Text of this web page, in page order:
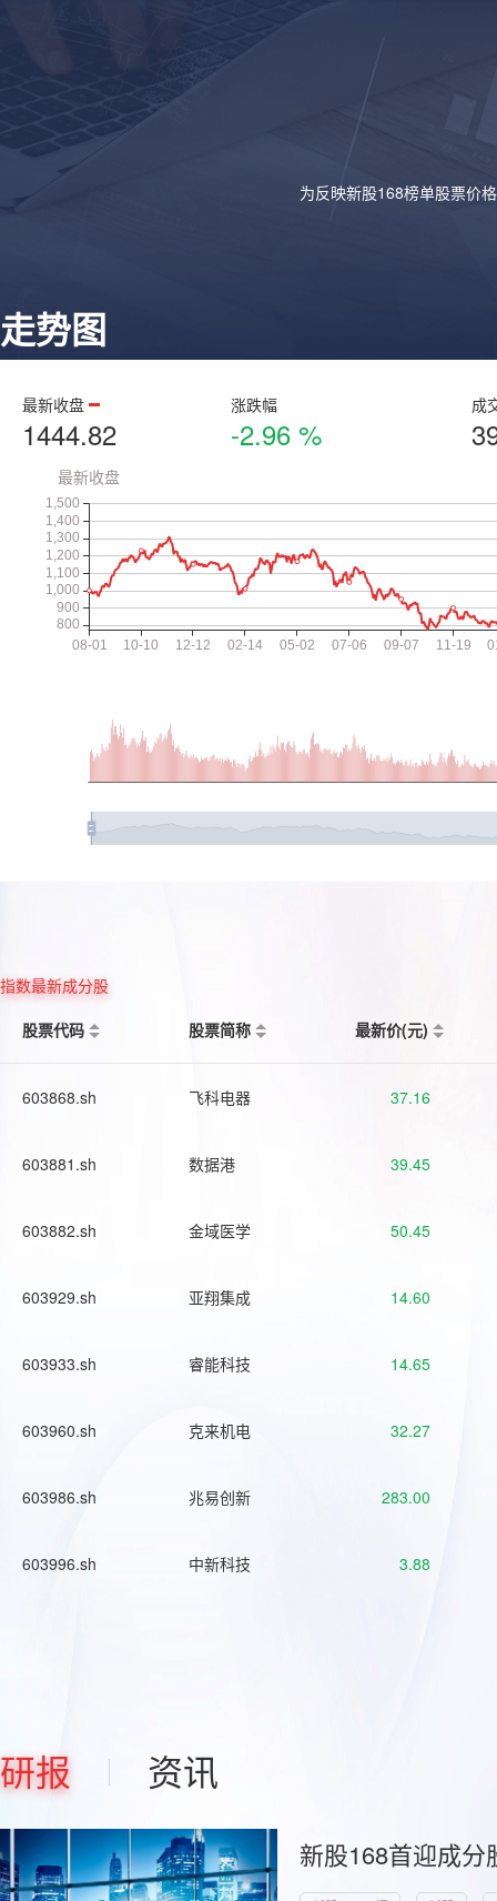
为反映新股168榜单股票价
走势图
最新收盘
1444.82
涨跌幅
-2.96 %
成
指数最新成分股
股票代码
股票简称 最新价(元)
603868.sh 飞科电器 37.16
603881.sh 数据港 39.45
603882.sh 金域医学 50.45
603929.sh 亚翔集成 14.60
603933.sh 睿能科技 14.65
603960.sh 克来机电 32.27
603986.sh 兆易创新 283.00
603996.sh 中新科技 3.88
研报 资讯
新股168首迎成